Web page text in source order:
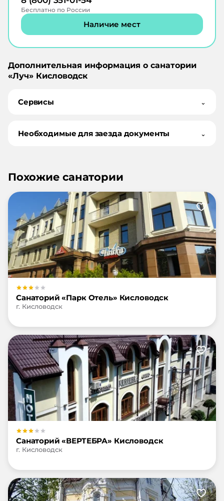
Бесплатно по России
Наличие мест
Дополнительная информация о санатории
«Луч» Кисловодск
Сервисы ⌄
Необходимые для заезда документы ⌄
Похожие санатории
Санаторий «Парк Отель» Кисловодск
г. Кисловодск
Санаторий «ВЕРТЕБРА» Кисловодск
г. Кисловодск